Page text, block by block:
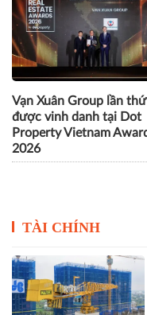
Vạn Xuân Group lần
được vinh danh tại Dot
Property Vietnam
2026
TÀI CHÍNH